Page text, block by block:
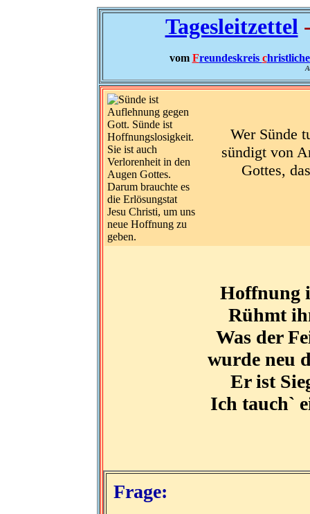
Tagesleitzettel
vom Freundeskreis c
Wer Sünde
sündigt von
Gottes,
Hoffnung
Rühmt
Was der
wurde neu
Er ist
Ich tauch`
Frage: